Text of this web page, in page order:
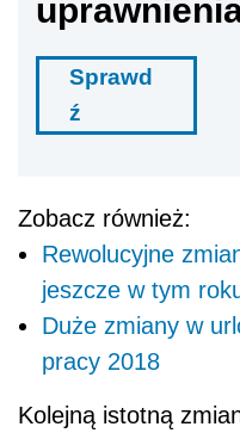
Sprawd
ź
Zobacz również:
Rewolucyjne
jeszcze w tym
Duże zmiany w
pracy 2018
Kolejną istotną